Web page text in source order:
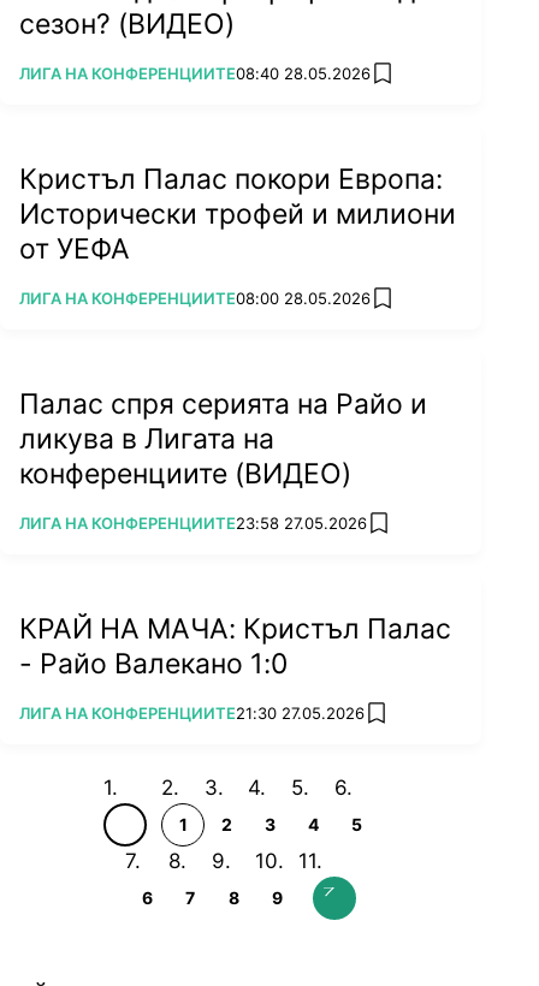
сезон? (ВИДЕО)
ПОВЕЧЕ ОТ
ЛИГА НА КОНФЕРЕНЦИИТЕ08:40 28.05.2026 add favorites
Кристъл Палас покори Европа:
Исторически трофей и милиони
от УЕФА
ПОВЕЧЕ ОТ
ЛИГА НА КОНФЕРЕНЦИИТЕ08:00 28.05.2026 add favorites
Палас спря серията на Райо и
ликува в Лигата на
конференциите (ВИДЕО)
ПОВЕЧЕ ОТ
ЛИГА НА КОНФЕРЕНЦИИТЕ23:58 27.05.2026 add favorites
КРАЙ НА МАЧА: Кристъл Палас
- Райо Валекано 1:0
ПОВЕЧЕ ОТ
ЛИГА НА КОНФЕРЕНЦИИТЕ21:30 27.05.2026 add favorites
1 2 3 4 5
6 7 8 9